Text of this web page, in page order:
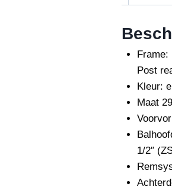
Frame:
Post
Kleur:
Maat
1/2″